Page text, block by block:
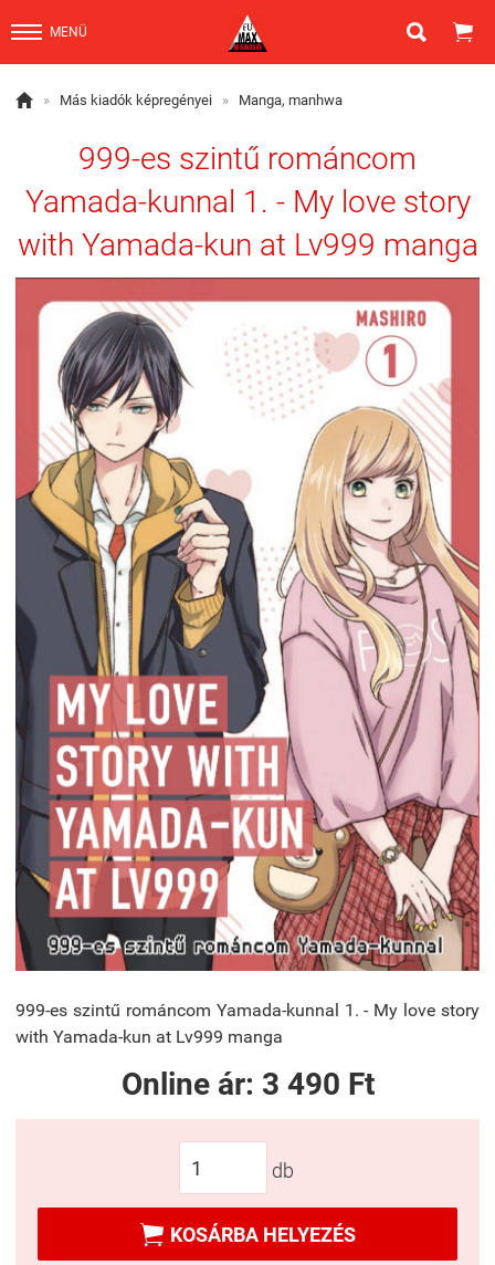
MENÜ  
 » Más kiadók képregényei » Manga, manhwa
999-es szintű románcom
Yamada-kunnal 1. - My love story
with Yamada-kun at Lv999 manga
999-es szintű románcom Yamada-kunnal 1. - My love story
with Yamada-kun at Lv999 manga
Online ár: 3 490 Ft
db
 KOSÁRBA HELYEZÉS